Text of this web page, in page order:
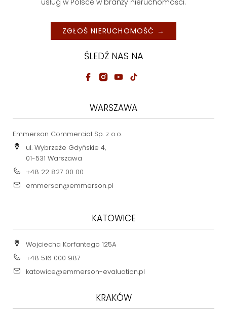
usług w Polsce w branży nieruchomości.
ZGŁOŚ NIERUCHOMOŚĆ →
ŚLEDŹ NAS NA
WARSZAWA
Emmerson Commercial Sp. z o.o.
ul. Wybrzeże Gdyńskie 4,
01-531 Warszawa
+48 22 827 00 00
emmerson@emmerson.pl
KATOWICE
Wojciecha Korfantego 125A
+48 516 000 987
katowice@emmerson-evaluation.pl
KRAKÓW